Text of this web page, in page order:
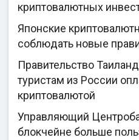
криптовалютных
Японские
соблюдать новые
Правительство
туристам из России
криптовалютой
Управляющий
блокчейне больше